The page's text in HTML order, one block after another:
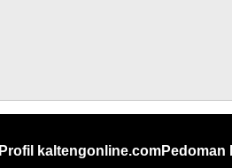
Profil kaltengonline.comPedoman